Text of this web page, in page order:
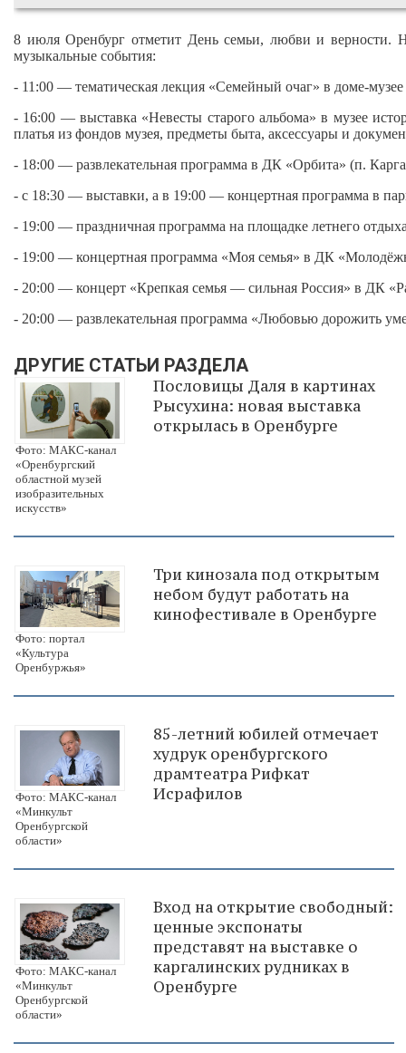
8 июля Оренбург отметит День семьи, любви и верности.
музыкальные события:
- 11:00 — тематическая лекция «Семейный очаг» в
- 16:00 — выставка «Невесты старого альбома» в музее
платья из фондов музея, предметы быта, аксессуары и
- 18:00 — развлекательная программа в ДК «Орбита» (п.
- с 18:30 — выставки, а в 19:00 — концертная программа в
- 19:00 — праздничная программа на площадке летнего
- 19:00 — концертная программа «Моя семья» в ДК
- 20:00 — концерт «Крепкая семья — сильная Россия» в ДК
- 20:00 — развлекательная программа «Любовью дорожить
ДРУГИЕ СТАТЬИ РАЗДЕЛА
Фото: МАКС-канал
«Оренбургский
областной музей
изобразительных
искусств»
Пословицы Даля в картинах
Рысухина: новая выставка
открылась в Оренбурге
Фото: портал
«Культура
Оренбуржья»
Три кинозала под открытым
небом будут работать на
кинофестивале в Оренбурге
Фото: МАКС-канал
«Минкульт
Оренбургской
области»
85-летний юбилей отмечает
худрук оренбургского
драмтеатра Рифкат
Исрафилов
Фото: МАКС-канал
«Минкульт
Оренбургской
области»
Вход на открытие свободный:
ценные экспонаты
представят на выставке о
каргалинских рудниках в
Оренбурге